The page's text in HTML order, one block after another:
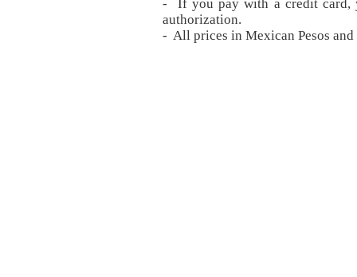
- If you pay with a credit card,
authorization.
- All prices in Mexican Pesos